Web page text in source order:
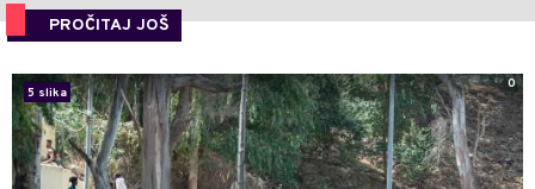
PROČITAJ JOŠ
5 slika
0